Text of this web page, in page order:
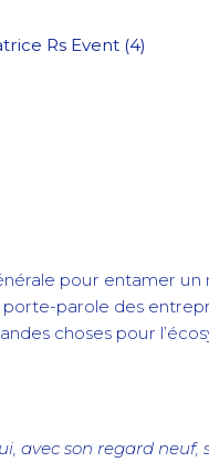
pour entamer un
parole des
choses pour
avec son regard neuf,